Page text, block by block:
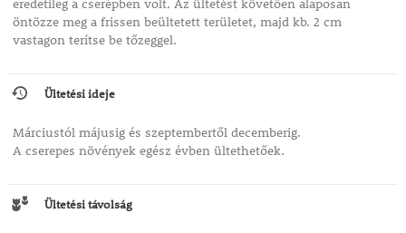
eredetileg a cserépben volt. Az ültetést követően alaposan
öntözze meg a frissen beültetett területet, majd kb. 2 cm
vastagon terítse be tőzeggel.
Ültetési ideje
Márciustól májusig és szeptembertől decemberig.
A cserepes növények egész évben ültethetőek.
Ültetési távolság